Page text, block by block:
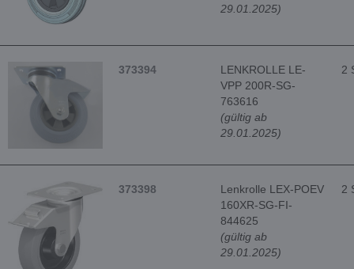
29.01.2025)
373394
LENKROLLE LE-
VPP 200R-SG-
763616
(gültig ab
29.01.2025)
2
373398
Lenkrolle LEX-POEV
160XR-SG-FI-
844625
(gültig ab
29.01.2025)
2